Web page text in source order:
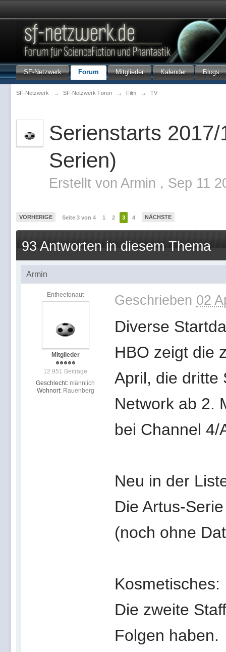
SF-Netzwerk Forum Mitglieder Kalender Blogs
SF-Netzwerk → SF-Netzwerk Foren → Film → TV
Serienstarts
Serien)
Erstellt von Armin , Sep 11
VORHERIGE Seite 3 von 4 1 2 3 4 NÄCHSTE
93 Antworten in diesem Thema
Armin
Entheetonaut
Mitglieder
12.951 Beiträge
Geschlecht: männlich
Wohnort: Rauenberg
Geschrieben 02
Diverse
HBO zeigt die
April, die dritte
Network ab 2.
bei Channel 4/
Neu in der
Die Artus-
(noch ohne
Kosmetisches:
Die zweite
Folgen haben.